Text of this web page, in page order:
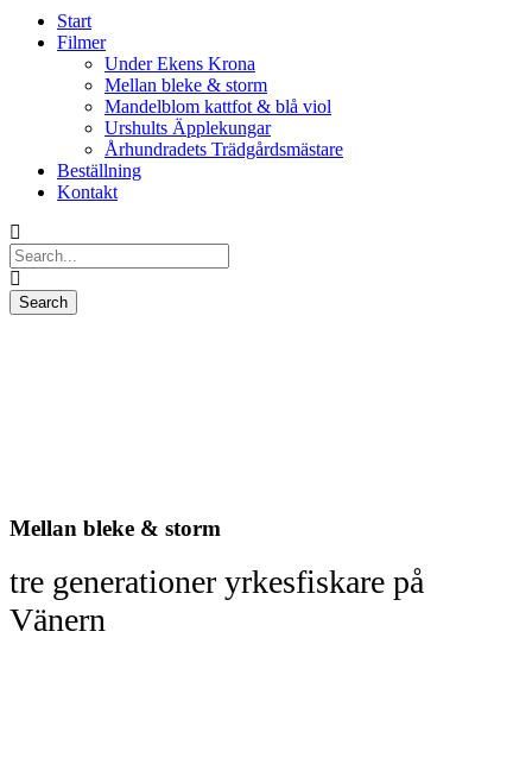
Start
Filmer
Under Ekens Krona
Mellan bleke & storm
Mandelblom kattfot & blå viol
Urshults Äpplekungar
Århundradets Trädgårdsmästare
Beställning
Kontakt
Mellan bleke & storm
tre generationer yrkesfiskare på
Vänern